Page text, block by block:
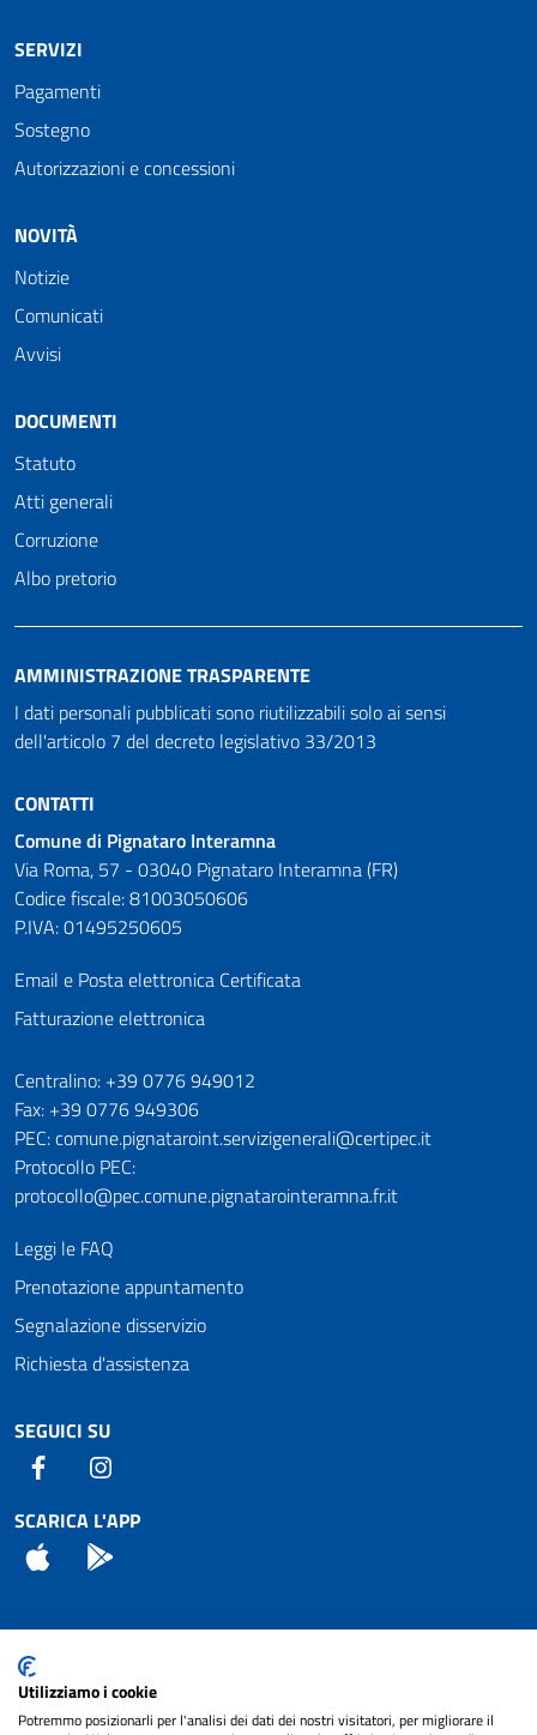
SERVIZI
Pagamenti
Sostegno
Autorizzazioni e concessioni
NOVITÀ
Notizie
Comunicati
Avvisi
DOCUMENTI
Statuto
Atti generali
Corruzione
Albo pretorio
AMMINISTRAZIONE TRASPARENTE
I dati personali pubblicati sono riutilizzabili solo ai sensi
dell'articolo 7 del decreto legislativo 33/2013
CONTATTI
Comune di Pignataro Interamna
Via Roma, 57 - 03040 Pignataro Interamna (FR)
Codice fiscale: 81003050606
P.IVA: 01495250605
Email e Posta elettronica Certificata
Fatturazione elettronica
Numeri utili
Centralino: +39 0776 949012
Fax: +39 0776 949306
PEC: comune.pignataroint.servizigenerali@certipec.it
Protocollo PEC:
protocollo@pec.comune.pignatarointeramna.fr.it
Leggi le FAQ
Prenotazione appuntamento
Segnalazione disservizio
Richiesta d'assistenza
SEGUICI SU
Facebook
SCARICA L'APP
App Store
Attuazione Misure PNRR
Piano di miglioramento del sito
Utilizziamo i cookie
Potremmo posizionarli per l'analisi dei dati dei nostri visitatori, per migliorare il